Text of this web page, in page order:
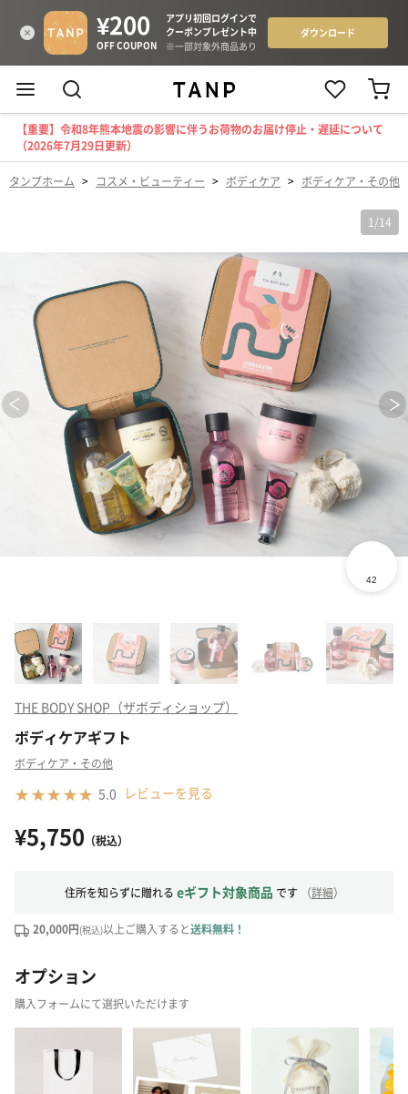
【重要】令和8年熊本地震の影響に伴うお荷物のお届け停止・遅延について
（2026年7月29日更新）
タンプホーム > コスメ・ビューティー > ボディケア > ボディケア・その他
1 /14
THE BODY SHOP（ザボディショップ）
ボディケアギフト
ボディケア・その他
5.0 レビューを見る
¥5,750 （税込）
住所を知らずに贈れる eギフト対象商品 です （詳細）
20,000円(税込)以上ご購入すると送料無料！
オプション
購入フォームにて選択いただけます